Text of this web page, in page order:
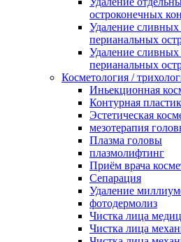
остроконечных
Удаление
перианальных
Удаление
перианальных
Косметология /
Иньекционная
Контурная
Эстетическая
мезотерапия
Плазма головы
плазмолифтинг
Приём врача
Сепарация
Удаление
фотодермолиз
Чистка лица
Чистка лица